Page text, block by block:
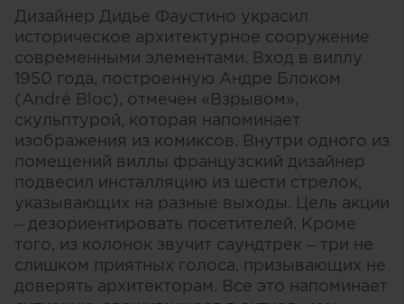
Дизайнер Дидье Фаустино украсил
историческое архитектурное сооружение
современными элементами. Вход в виллу
1950 года, построенную Андре Блоком
(André Bloc), отмечен «Взрывом»,
скульптурой, которая напоминает
изображения из комиксов. Внутри одного из
помещений виллы французский дизайнер
подвесил инсталляцию из шести стрелок,
указывающих на разные выходы. Цель акции
– дезориентировать посетителей. Кроме
того, из колонок звучит саундтрек – три не
слишком приятных голоса, призывающих не
доверять архитекторам. Все это напоминает